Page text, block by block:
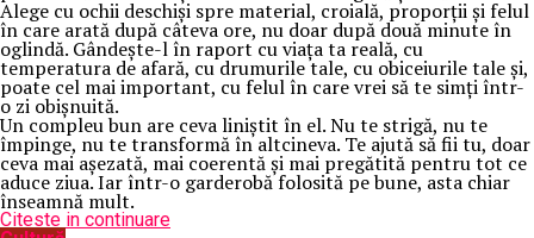
Alege cu ochii deschiși spre material, croială, proporții și felul
în care arată după câteva ore, nu doar după două minute în
oglindă. Gândește-l în raport cu viața ta reală, cu
temperatura de afară, cu drumurile tale, cu obiceiurile tale și,
poate cel mai important, cu felul în care vrei să te simți într-
o zi obișnuită.
Un compleu bun are ceva liniștit în el. Nu te strigă, nu te
împinge, nu te transformă în altcineva. Te ajută să fii tu, doar
ceva mai așezată, mai coerentă și mai pregătită pentru tot ce
aduce ziua. Iar într-o garderobă folosită pe bune, asta chiar
înseamnă mult.
Citeste in continuare